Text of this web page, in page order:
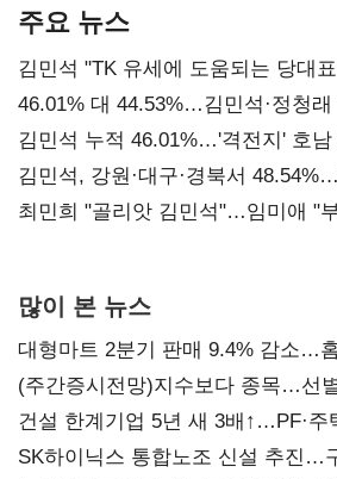
주요 뉴스
김민석 "TK 유세에 도움되는 당대
대표된 양 당직 배분"
46.01% 대 44.53%…김민석·정청
김민석 누적 46.01%…'격전지' 호남
(2보)
김민석, 강원·대구·경북서
최민희 "골리앗 김민석"…임미애 "
많이 본 뉴스
대형마트 2분기 판매 9.4% 감소…
(주간증시전망)지수보다 종목…선
건설 한계기업 5년 새 3배↑…PF·주
확대
SK하이닉스 통합노조 신설 추진…